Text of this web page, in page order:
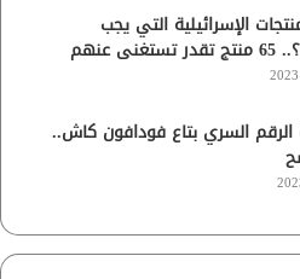
الإسرائيلية التي يجب
عنهم
الرقم السري بتاع فودافون كاش..